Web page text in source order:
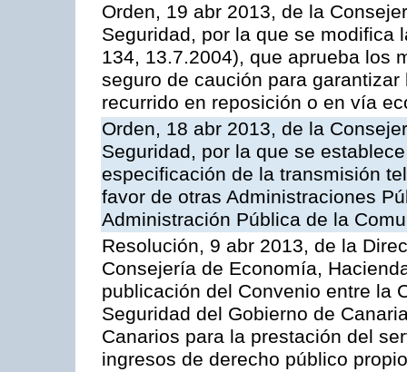
Orden, 19 abr 2013, de la
Seguridad, por la que se modifica
134, 13.7.2004), que aprueba los
seguro de caución para
recurrido en reposición o en vía
Orden, 18 abr 2013, de la
Seguridad, por la que se
especificación de la transmisión
favor de otras Administraciones
Administración Pública de la
Resolución, 9 abr 2013, de la
Consejería de Economía,
publicación del Convenio entre la
Seguridad del Gobierno de
Canarios para la prestación del
ingresos de derecho público